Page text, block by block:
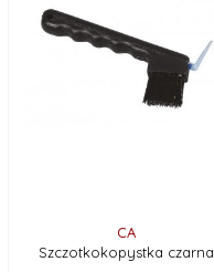
CA
Szczotkokopystka czarna